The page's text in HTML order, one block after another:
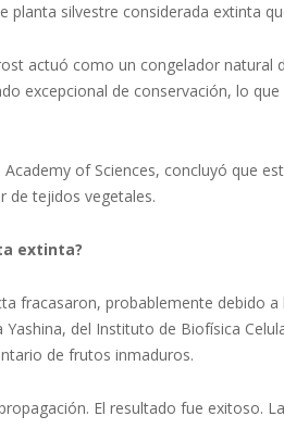
planta silvestre considerada extinta
actuó como un congelador natural
excepcional de conservación, lo
of Sciences, concluyó que
de tejidos vegetales.
extinta?
fracasaron, probablemente debido a
del Instituto de Biofísica
de frutos inmaduros.
El resultado fue exitoso.